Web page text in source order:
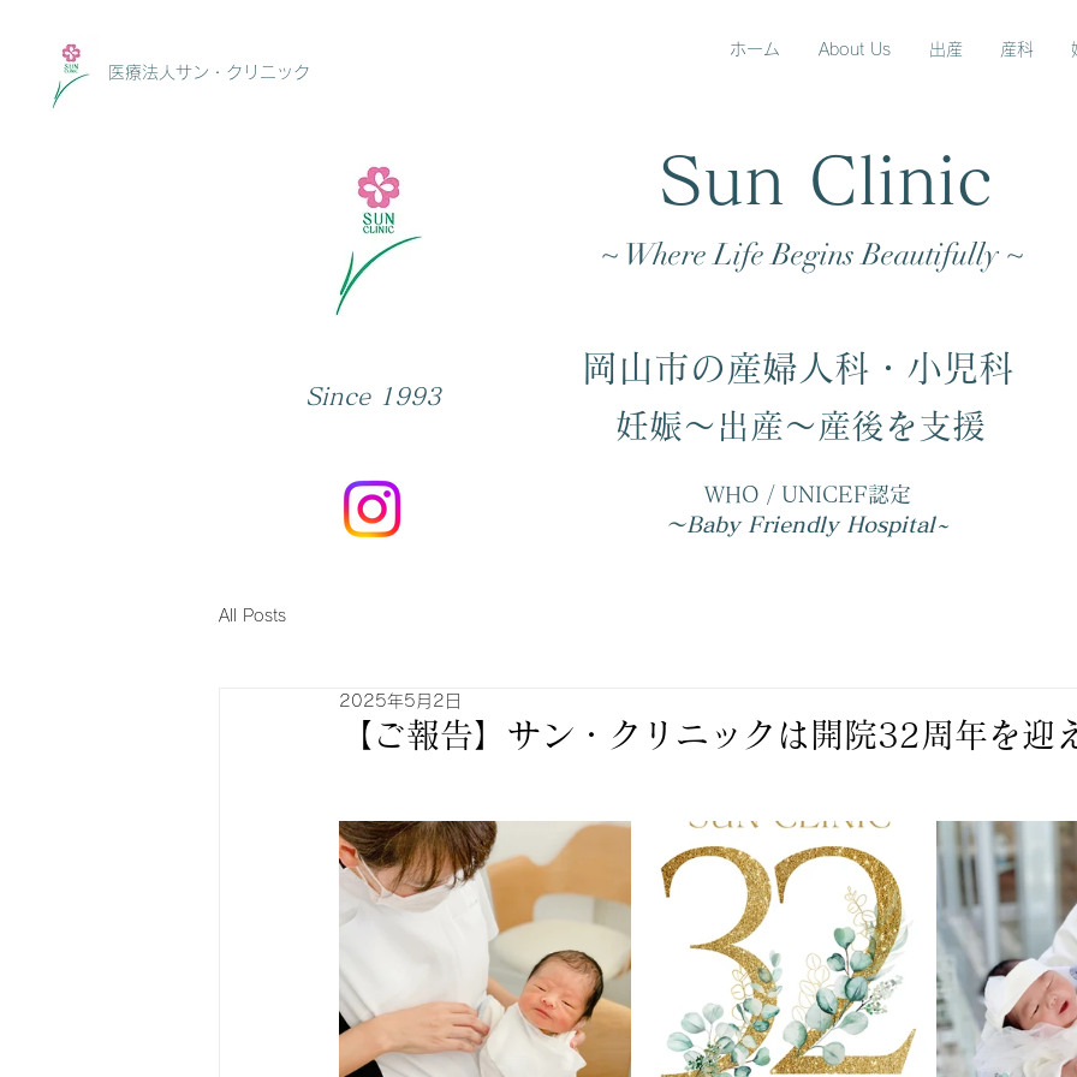
医療法人サン・クリニック
ホーム About Us 出産 産科
Sun Clinic
~ Where Life Begins Beautifully ~
Since 1993
岡山市の産婦人科・小児科
妊娠～出産～産後を支援
WHO / UNICEF認定
～Baby Friendly Hospital~
All Posts
【ご報告】サン・クリニックは開院32周年を迎
2025年5月2日